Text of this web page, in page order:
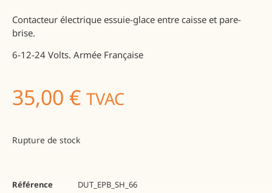
Contacteur électrique essuie-glace entre caisse et pare-
brise.
6-12-24 Volts. Armée Française
35,00 € TVAC
Rupture de stock
Référence
DUT_EPB_SH_66